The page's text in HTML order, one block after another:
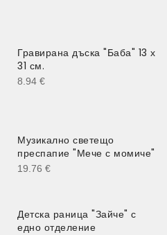
Гравирана дъска "Баба" 13 х
31 см.
8.94 €
Музикално светещо
преспапие "Мече с момиче"
19.76 €
Детска раница "Зайче" с
едно отделение